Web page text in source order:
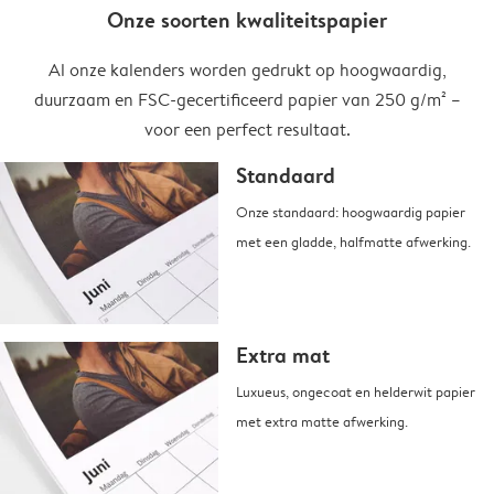
Onze soorten kwaliteitspapier
Al onze kalenders worden gedrukt op hoogwaardig,
duurzaam en FSC-gecertificeerd papier van 250 g/m² –
voor een perfect resultaat.
Standaard
Onze standaard: hoogwaardig papier
met een gladde, halfmatte afwerking.
Extra mat
Luxueus, ongecoat en helderwit papier
met extra matte afwerking.